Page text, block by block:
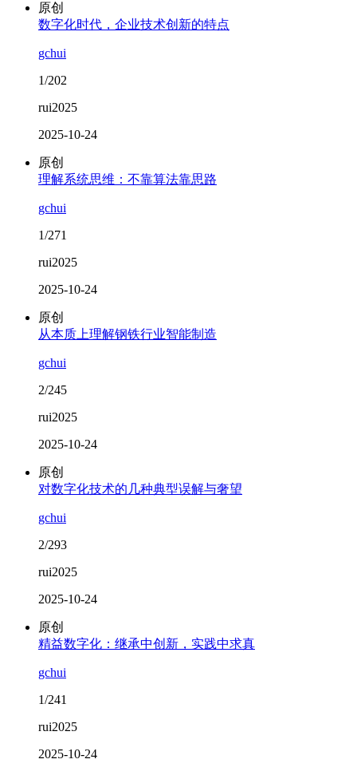
原创
数字化时代，企业技术创新的特点
gchui
1/202
rui2025
2025-10-24
原创
理解系统思维：不靠算法靠思路
gchui
1/271
rui2025
2025-10-24
原创
从本质上理解钢铁行业智能制造
gchui
2/245
rui2025
2025-10-24
原创
对数字化技术的几种典型误解与奢望
gchui
2/293
rui2025
2025-10-24
原创
精益数字化：继承中创新，实践中求真
gchui
1/241
rui2025
2025-10-24